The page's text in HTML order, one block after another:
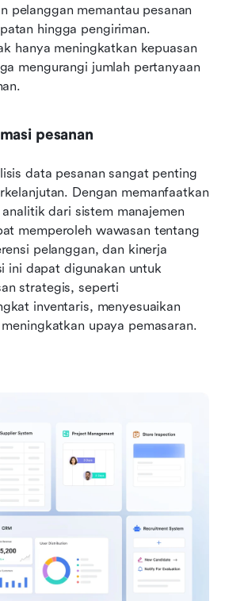
pelanggan memantau pesanan
hingga pengiriman.
hanya meningkatkan kepuasan
mengurangi jumlah pertanyaan
pesanan
data pesanan sangat penting
Dengan memanfaatkan
dari sistem manajemen
memperoleh wawasan tentang
pelanggan, dan kinerja
ini dapat digunakan untuk
strategis, seperti
inventaris, menyesuaikan
upaya pemasaran.